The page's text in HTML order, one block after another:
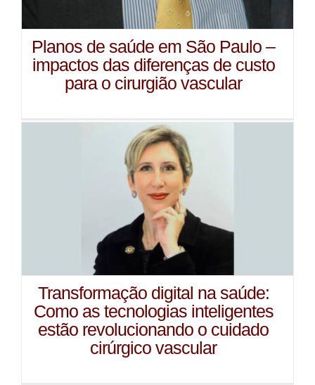
Planos de saúde em São Paulo –
impactos das diferenças de custo
para o cirurgião vascular
Transformação digital na saúde:
Como as tecnologias inteligentes
estão revolucionando o cuidado
cirúrgico vascular